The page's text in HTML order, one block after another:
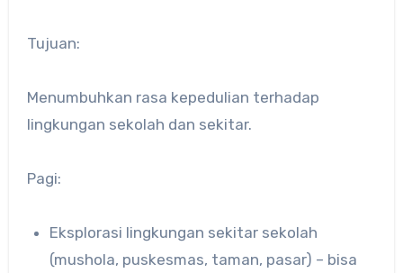
Tujuan:
Menumbuhkan rasa kepedulian terhadap
lingkungan sekolah dan sekitar.
Pagi:
Eksplorasi lingkungan sekitar sekolah
(mushola, puskesmas, taman, pasar) – bisa